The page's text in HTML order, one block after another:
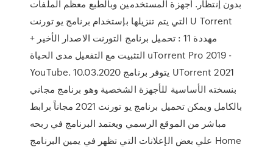
بدون إنتظار. أجهزة المستخدمين وبالطبع معظم الملفات
التي يتم تنزيلها بإستخدام برنامج يو تورنت U Torrent
مهددة 11 : تحميل برنامج التورنت الاصدار الأخير +
التثبيت مع التفعيل مدى الحياة uTorrent Pro 2019 -
YouTube. 10.03.2020 يتوفر برنامج UTorrent 2021
بنسخته الأساسية للأجهزة الشخصية وهو برنامج مجاني
بالكامل ويمكن تحميل برنامج يو تورنت 2021 مجاناً برابط
مباشر من الموقع الرسمي ويعتمد البرنامج في ربحه
علي بعض الإعلانات التي تظهر في يمين البرنامج Home